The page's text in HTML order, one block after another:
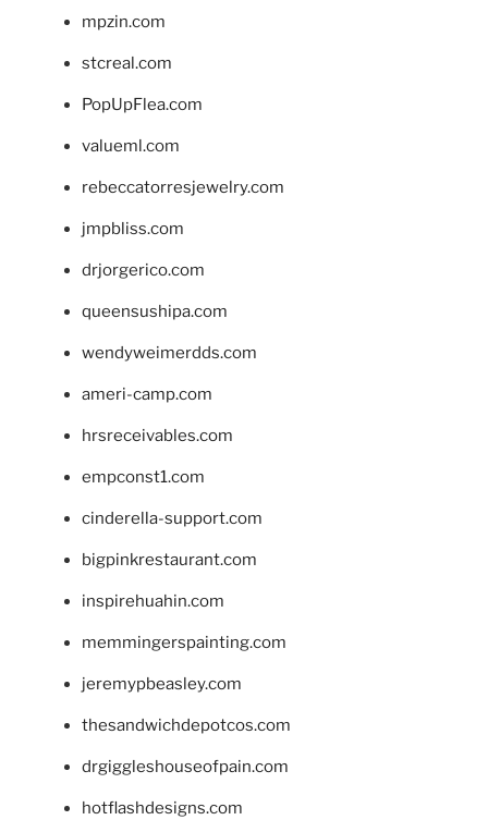
mpzin.com
stcreal.com
PopUpFlea.com
valueml.com
rebeccatorresjewelry.com
jmpbliss.com
drjorgerico.com
queensushipa.com
wendyweimerdds.com
ameri-camp.com
hrsreceivables.com
empconst1.com
cinderella-support.com
bigpinkrestaurant.com
inspirehuahin.com
memmingerspainting.com
jeremypbeasley.com
thesandwichdepotcos.com
drgiggleshouseofpain.com
hotflashdesigns.com